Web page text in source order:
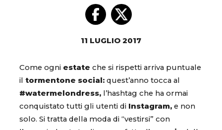
11 LUGLIO 2017
Come ogni estate che si rispetti arriva puntuale
il tormentone social: quest’anno tocca al
#watermelondress, l’hashtag che ha ormai
conquistato tutti gli utenti di Instagram, e non
solo. Si tratta della moda di “vestirsi” con